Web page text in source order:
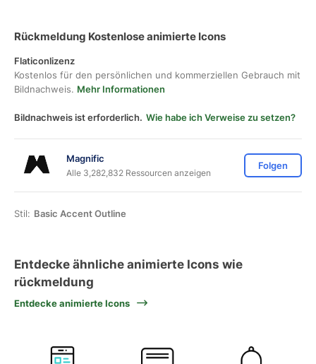
Rückmeldung Kostenlose animierte Icons
Flaticonlizenz
Kostenlos für den persönlichen und kommerziellen Gebrauch mit
Bildnachweis. Mehr Informationen
Bildnachweis ist erforderlich. Wie habe ich Verweise zu setzen?
Magnific
Alle 3,282,832 Ressourcen anzeigen
Folgen
Stil: Basic Accent Outline
Entdecke ähnliche animierte Icons wie
rückmeldung
Entdecke animierte Icons